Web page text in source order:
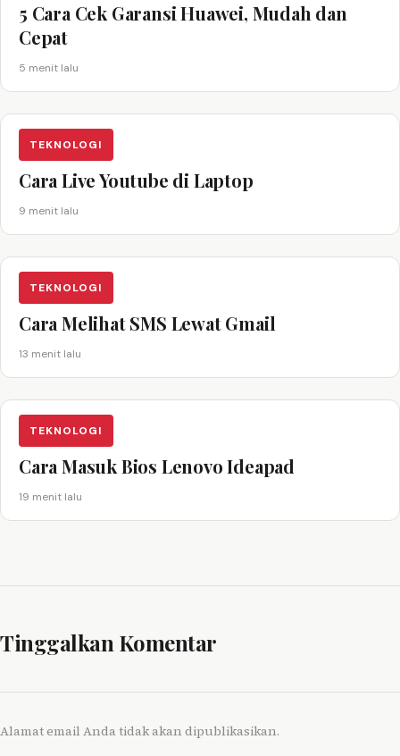
5 Cara Cek Garansi Huawei, Mudah dan
Cepat
5 menit lalu
TEKNOLOGI
Cara Live Youtube di Laptop
9 menit lalu
TEKNOLOGI
Cara Melihat SMS Lewat Gmail
13 menit lalu
TEKNOLOGI
Cara Masuk Bios Lenovo Ideapad
19 menit lalu
Tinggalkan Komentar
Alamat email Anda tidak akan dipublikasikan.